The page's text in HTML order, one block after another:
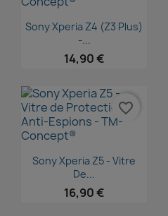
Aperçu rapide
Sony Xperia Z4 (Z3 Plus)
-...
14,90 €
Aperçu rapide
Sony Xperia Z5 - Vitre
De...
16,90 €
favorite_border